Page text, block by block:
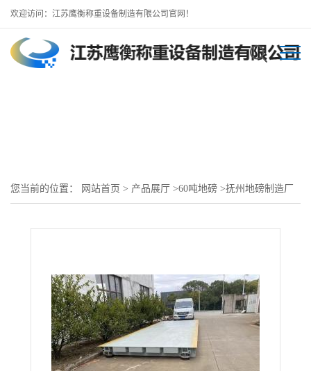
欢迎访问：江苏鹰衡称重设备制造有限公司官网！
您当前的位置： 网站首页 > 产品展厅 >60吨地磅 >抚州地磅制造厂